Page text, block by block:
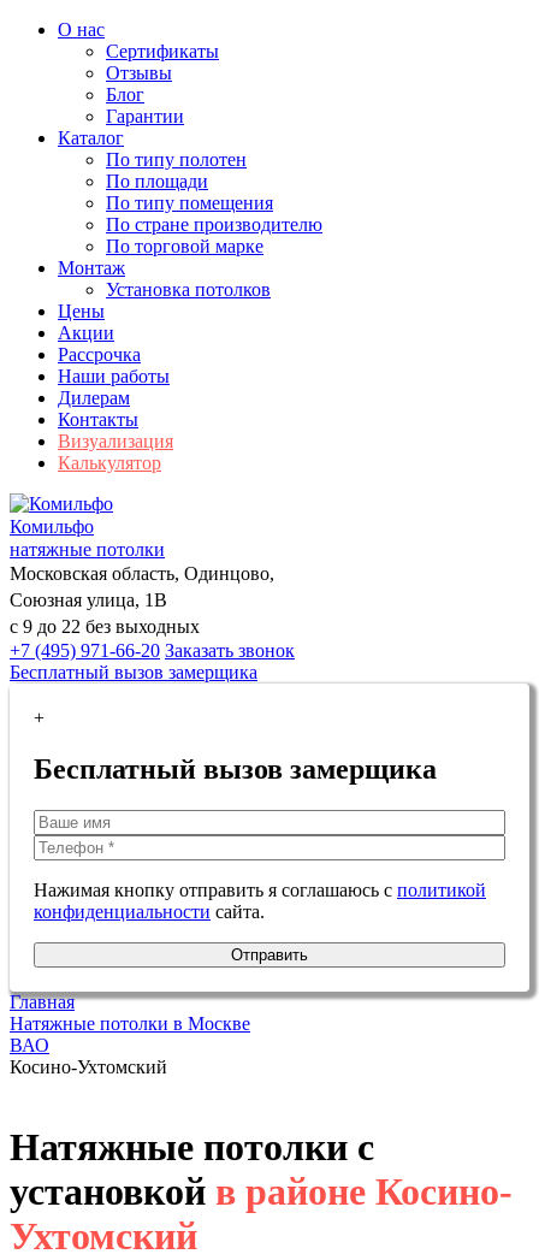
О нас
Сертификаты
Отзывы
Блог
Гарантии
Каталог
По типу полотен
По площади
По типу помещения
По стране производителю
По торговой марке
Монтаж
Установка потолков
Цены
Акции
Рассрочка
Наши работы
Дилерам
Контакты
Визуализация
Калькулятор
Комильфо
натяжные потолки
Московская область, Одинцово,
Союзная улица, 1В
с 9 до 22 без выходных
+7 (495) 971-66-20 Заказать звонок
Бесплатный вызов замерщика
+
Бесплатный вызов замерщика
Нажимая кнопку отправить я соглашаюсь с политикой
конфиденциальности сайта.
Отправить
Главная
Натяжные потолки в Москве
ВАО
Косино-Ухтомский
Натяжные потолки с
установкой в районе Косино-
Ухтомский